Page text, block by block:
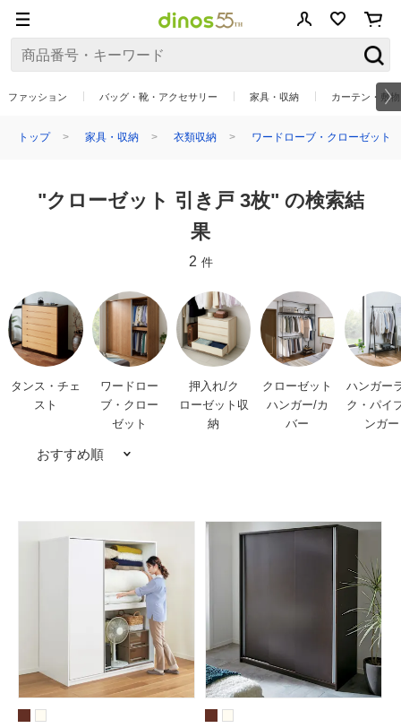
ファッション バッグ・靴・アクセサリー 家具・収納 カーテン・敷
トップ 家具・収納 衣類収納 ワードローブ・クローゼット
"クローゼット 引き戸 3枚" の検索結
果
2 件
タンス・チェ
スト
ワードロー
ブ・クロー
ゼット
押入れ/ク
ローゼット収
納
クローゼット
ハンガー/カ
バー
ハンガー
ク・パイ
ンガー
おすすめ順